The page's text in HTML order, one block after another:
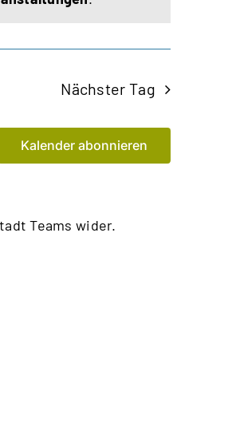
Nächster Tag
Kalender abonnieren
Teams wider.